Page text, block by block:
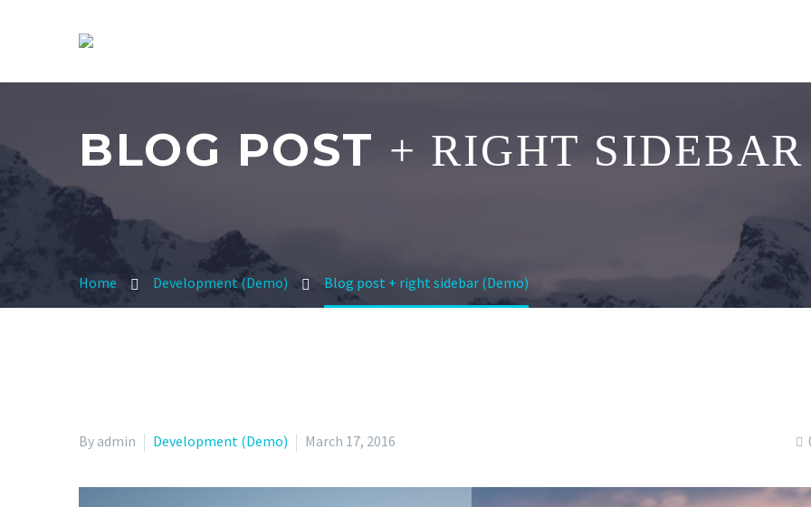
BLOG POST + RIGHT SIDEBAR
Home Development (Demo) Blog post + right sidebar (Demo)
By admin Development (Demo) March 17, 2016